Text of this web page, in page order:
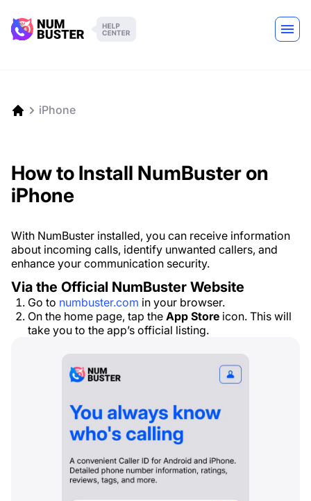
iPhone
How to Install NumBuster on
iPhone
With NumBuster installed, you can receive information
about incoming calls, identify unwanted callers, and
enhance your communication security.
Via the Official NumBuster Website
Go to numbuster.com in your browser.
On the home page, tap the App Store icon. This will
take you to the app’s official listing.